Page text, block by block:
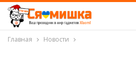
Главная Новости